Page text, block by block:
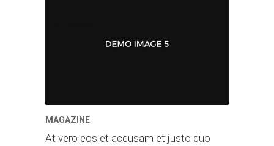
MAGAZINE
At vero eos et accusam et justo duo